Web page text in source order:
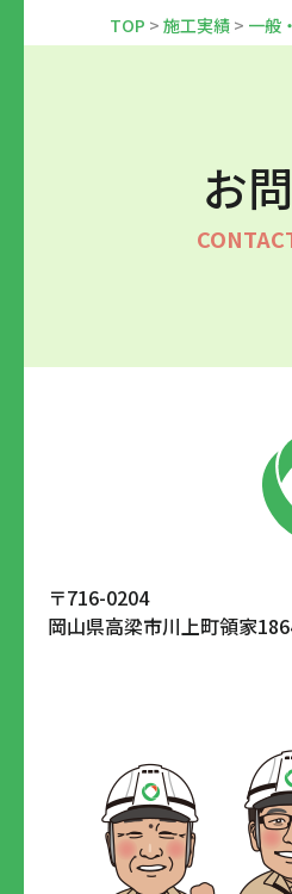
TOP > 施工実績 > 一般
お
〒716-0204
岡山県高梁市川上町領家